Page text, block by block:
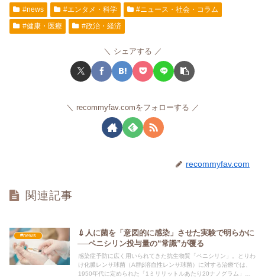
#news #エンタメ・科学
#ニュース・社会・コラム
#健康・医療
#政治・経済
シェアする
recommyfav.comをフォローする
recommyfav.com
関連記事
#news
💉人に菌を「意図的に感染」させた実験で明らかに
──ペニシリン投与量の“常識”が覆る
感染症予防に広く用いられてきた抗生物質「ペニシリン」。とりわ
け化膿レンサ球菌（A群β溶血性レンサ球菌）に対する治療では、
1950年代に定められた「1ミリリットルあたり20ナノグラム」と